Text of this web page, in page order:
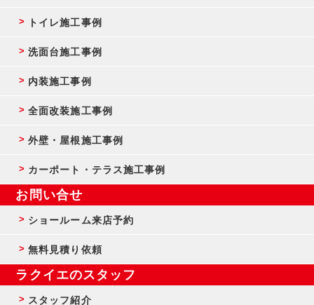
トイレ施工事例
洗面台施工事例
内装施工事例
全面改装施工事例
外壁・屋根施工事例
カーポート・テラス施工事例
お問い合せ
ショールーム来店予約
無料見積り依頼
ラクイエのスタッフ
スタッフ紹介